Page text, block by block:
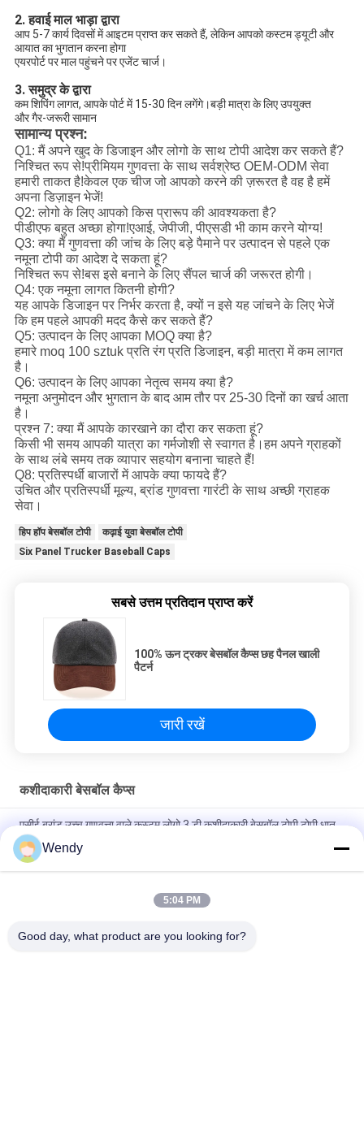
2. हवाई माल भाड़ा द्वारा
आप 5-7 कार्य दिवसों में आइटम प्राप्त कर सकते हैं, लेकिन आपको कस्टम ड्यूटी और
आयात का भुगतान करना होगा
एयरपोर्ट पर माल पहुंचने पर एजेंट चार्ज।
3. समुद्र के द्वारा
कम शिपिंग लागत, आपके पोर्ट में 15-30 दिन लगेंगे।बड़ी मात्रा के लिए उपयुक्त
और गैर-जरूरी सामान
सामान्य प्रश्न:
Q1: मैं अपने खुद के डिजाइन और लोगो के साथ टोपी आदेश कर सकते हैं?
निश्चित रूप से!प्रीमियम गुणवत्ता के साथ सर्वश्रेष्ठ OEM-ODM सेवा
हमारी ताकत है!केवल एक चीज जो आपको करने की ज़रूरत है वह है हमें
अपना डिज़ाइन भेजें!
Q2: लोगो के लिए आपको किस प्रारूप की आवश्यकता है?
पीडीएफ बहुत अच्छा होगा!एआई, जेपीजी, पीएसडी भी काम करने योग्य!
Q3: क्या मैं गुणवत्ता की जांच के लिए बड़े पैमाने पर उत्पादन से पहले एक
नमूना टोपी का आदेश दे सकता हूं?
निश्चित रूप से!बस इसे बनाने के लिए सैंपल चार्ज की जरूरत होगी।
Q4: एक नमूना लागत कितनी होगी?
यह आपके डिजाइन पर निर्भर करता है, क्यों न इसे यह जांचने के लिए भेजें
कि हम पहले आपकी मदद कैसे कर सकते हैं?
Q5: उत्पादन के लिए आपका MOQ क्या है?
हमारे moq 100 sztuk प्रति रंग प्रति डिजाइन, बड़ी मात्रा में कम लागत
है।
Q6: उत्पादन के लिए आपका नेतृत्व समय क्या है?
नमूना अनुमोदन और भुगतान के बाद आम तौर पर 25-30 दिनों का खर्च आता
है।
प्रश्न 7: क्या मैं आपके कारखाने का दौरा कर सकता हूं?
किसी भी समय आपकी यात्रा का गर्मजोशी से स्वागत है।हम अपने ग्राहकों
के साथ लंबे समय तक व्यापार सहयोग बनाना चाहते हैं!
Q8: प्रतिस्पर्धी बाजारों में आपके क्या फायदे हैं?
उचित और प्रतिस्पर्धी मूल्य, ब्रांड गुणवत्ता गारंटी के साथ अच्छी ग्राहक
सेवा।
हिप हॉप बेसबॉल टोपी
कढ़ाई युवा बेसबॉल टोपी
Six Panel Trucker Baseball Caps
सबसे उत्तम प्रतिदान प्राप्त करें
100% ऊन ट्रकर बेसबॉल कैप्स छह पैनल खाली
पैटर्न
जारी रखें
कशीदाकारी बेसबॉल कैप्स
एसीई ब्रांड उच्च गुणवत्ता वाले कस्टम लोगो 3 डी कशीदाकारी बेसबॉल टोपी टोपी धातु
बकसुआ के साथ
100% पॉलिएस्टर 6 पैनल बेसबॉल कैप सॉलिड क्लासिकल सिक्स पैनल अनस्ट्रक्चर्ड
Wendy
5:04 PM
Good day, what product are you looking for?